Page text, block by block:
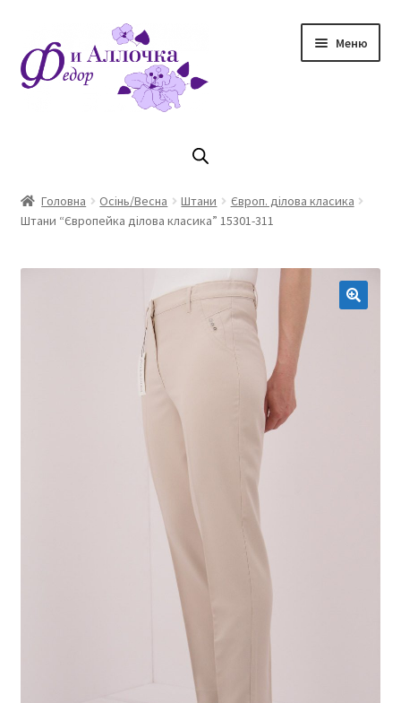
до
навігації
до
контенту
Меню
Магазин
Оплата та доставка
Головна Осінь/Весна Штани
Європ. ділова класика
Штани “Європейка ділова класика” 15301-311